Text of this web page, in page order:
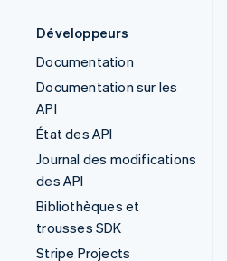
Développeurs
Documentation
Documentation sur les
API
État des API
Journal des modifications
des API
Bibliothèques et
trousses SDK
Stripe Projects